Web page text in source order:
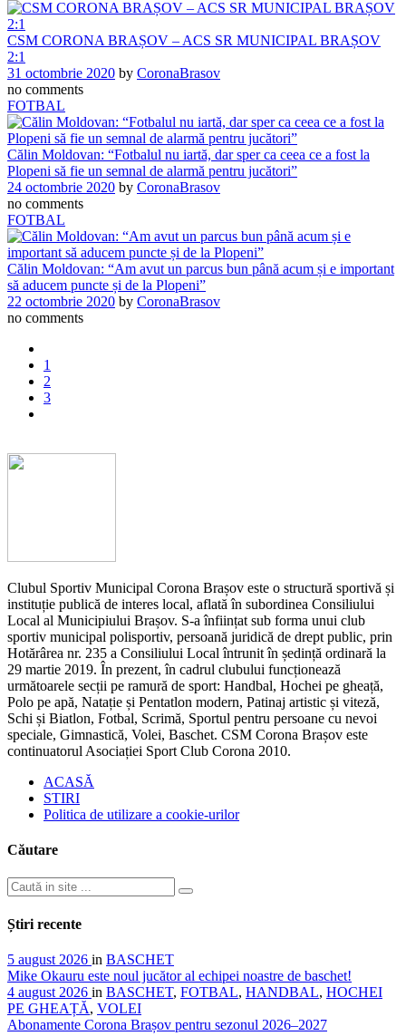
CSM CORONA BRAȘOV – ACS SR MUNICIPAL BRAȘOV
2:1
31 octombrie 2020 by CoronaBrasov
no comments
FOTBAL
Călin Moldovan: “Fotbalul nu iartă, dar sper ca ceea ce a fost la
Plopeni să fie un semnal de alarmă pentru jucători”
24 octombrie 2020 by CoronaBrasov
no comments
FOTBAL
Călin Moldovan: “Am avut un parcus bun până acum și e important
să aducem puncte și de la Plopeni”
22 octombrie 2020 by CoronaBrasov
no comments
1
2
3
Clubul Sportiv Municipal Corona Brașov este o structură sportivă și
instituție publică de interes local, aflată în subordinea Consiliului
Local al Municipiului Brașov. S-a înființat sub forma unui club
sportiv municipal polisportiv, persoană juridică de drept public, prin
Hotărârea nr. 235 a Consiliului Local întrunit în ședință ordinară la
29 martie 2019. În prezent, în cadrul clubului funcționează
următoarele secții pe ramură de sport: Handbal, Hochei pe gheață,
Polo pe apă, Natație și Pentatlon modern, Patinaj artistic și viteză,
Schi și Biatlon, Fotbal, Scrimă, Sportul pentru persoane cu nevoi
speciale, Gimnastică, Volei, Baschet. CSM Corona Brașov este
continuatorul Asociației Sport Club Corona 2010.
ACASĂ
STIRI
Politica de utilizare a cookie-urilor
Căutare
Știri recente
5 august 2026 in BASCHET
Mike Okauru este noul jucător al echipei noastre de baschet!
4 august 2026 in BASCHET, FOTBAL, HANDBAL, HOCHEI
PE GHEAȚĂ, VOLEI
Abonamente Corona Brașov pentru sezonul 2026–2027